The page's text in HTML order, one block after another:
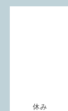
休み